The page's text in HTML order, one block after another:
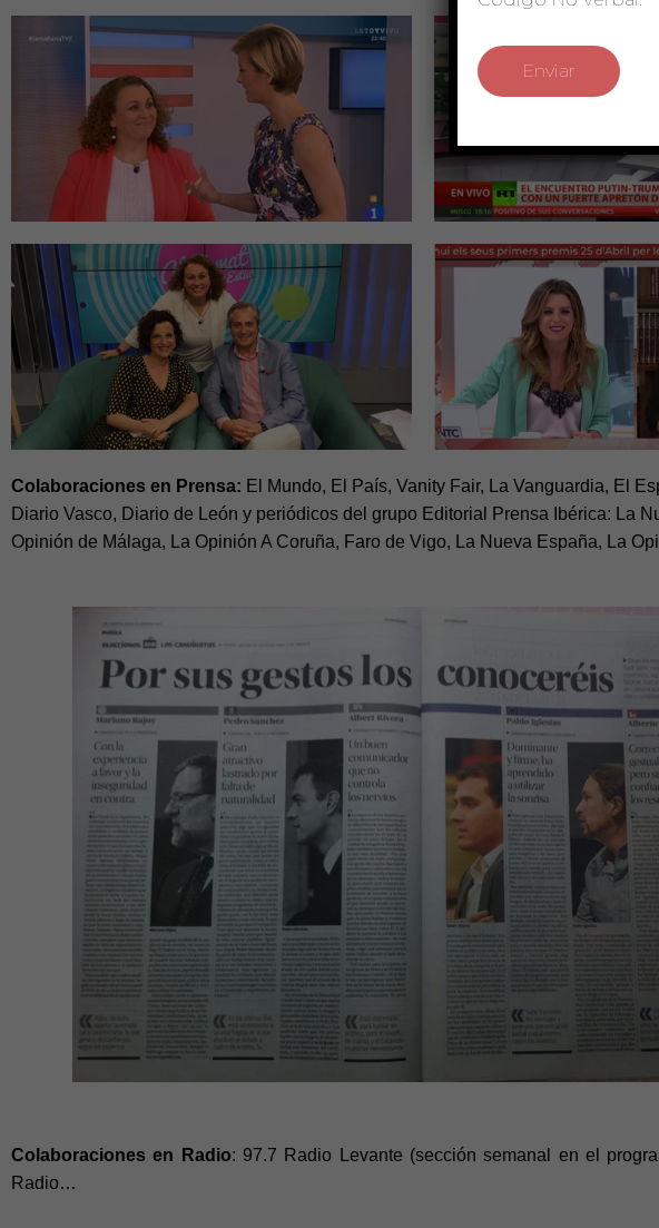
Colaboraciones en Prensa: El Mundo, El País, Vanity Fair, La Vanguardia, El
Diario Vasco, Diario de León y periódicos del grupo Editorial Prensa Ibérica: La
Opinión de Málaga, La Opinión A Coruña, Faro de Vigo, La Nueva España, La
Colaboraciones en Radio: 97.7 Radio Levante (sección semanal en el
Radio…